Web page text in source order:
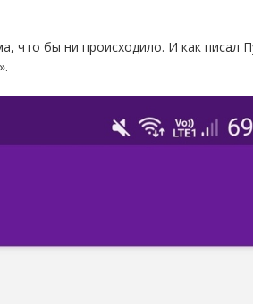
что бы ни происходило. И как писал